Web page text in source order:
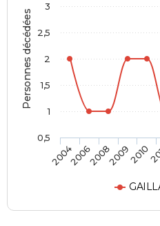
Personnes décédées
20042006200820092010
0,5
1
1,5
2
2,5
3